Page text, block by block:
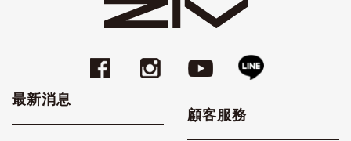
最新消息
顧客服務